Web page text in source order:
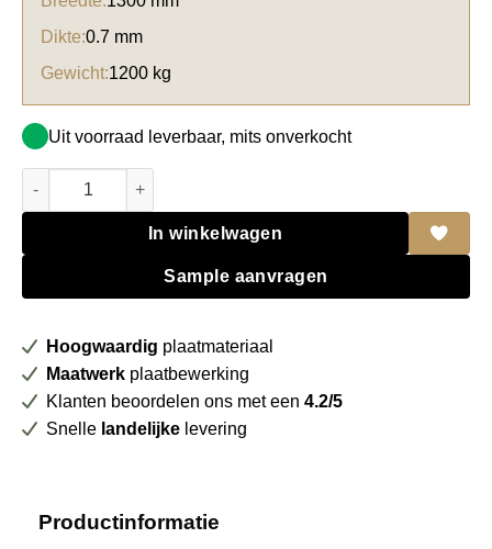
Dikte:0.7 mm
Gewicht:1200 kg
Uit voorraad leverbaar, mits onverkocht
Formica HPL F4971 Natural Grey felt Paper aantal
In winkelwagen
Sample aanvragen
Hoogwaardig plaatmateriaal
Maatwerk plaatbewerking
Klanten beoordelen ons met een 4.2/5
Snelle landelijke levering
Productinformatie